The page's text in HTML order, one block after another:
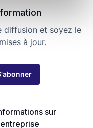
diffusion et soyez le
à jour.
sur